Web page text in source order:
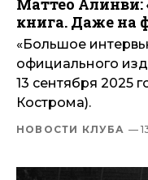
Маттео Алинви:
книга. Даже на
«Большое
официального
13 сентября 2025
Кострома).
НОВОСТИ КЛУБА —